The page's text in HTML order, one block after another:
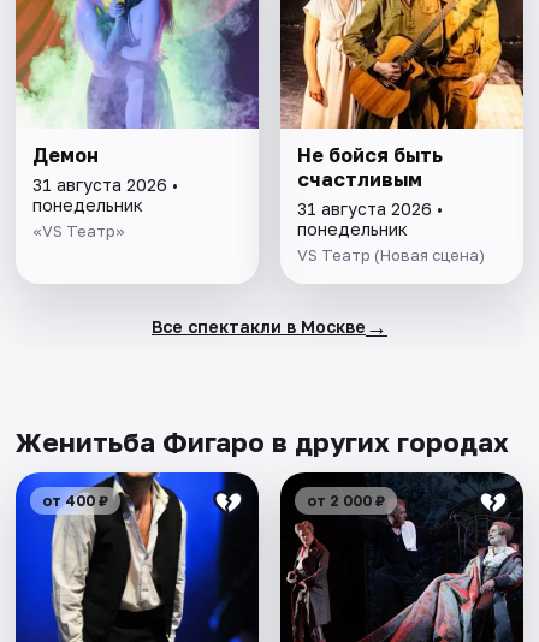
Демон
31 августа 2026 •
понедельник
«VS Театр»
Не бойся быть
счастливым
31 августа 2026 •
понедельник
VS Театр (Новая сцена)
Все спектакли в Москве →
Женитьба Фигаро в других городах
от 400 ₽ от 2 000 ₽